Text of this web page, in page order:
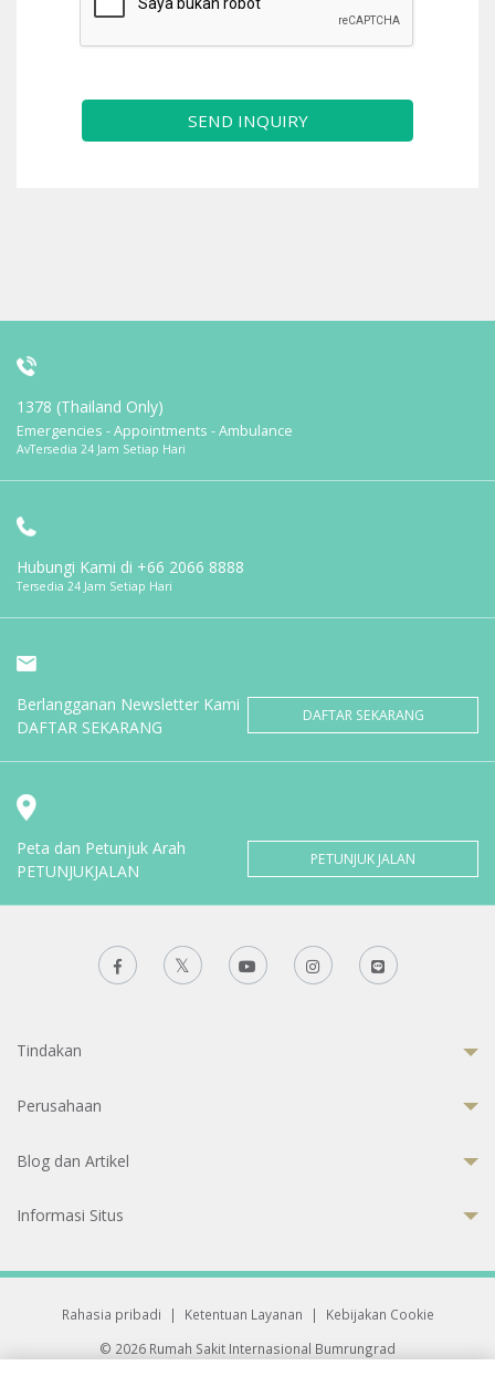
SEND INQUIRY
1378 (Thailand Only)
Emergencies - Appointments - Ambulance
AvTersedia 24 Jam Setiap Hari
Hubungi Kami di +66 2066 8888
Tersedia 24 Jam Setiap Hari
Berlangganan Newsletter Kami
DAFTAR SEKARANG
DAFTAR SEKARANG
Peta dan Petunjuk Arah
PETUNJUKJALAN
PETUNJUK JALAN
Tindakan
Perusahaan
Blog dan Artikel
Informasi Situs
Rahasia pribadi | Ketentuan Layanan |
Kebijakan Cookie
© 2026 Rumah Sakit Internasional Bumrungrad